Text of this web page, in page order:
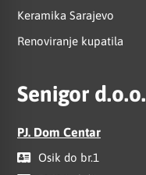
Keramika Sarajevo
Renoviranje kupatila
Senigor d.o.o.
PJ. Dom Centar
Osik do br.1